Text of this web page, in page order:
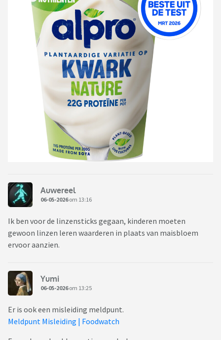
Auwereel
06-05-2026om 13:16
Ik ben voor de linzensticks gegaan, kinderen moeten
gewoon linzen leren waarderen in plaats van maisbloem
ervoor aanzien.
Yumi
06-05-2026om 13:25
Er is ook een misleiding meldpunt.
Meldpunt Misleiding | Foodwatch